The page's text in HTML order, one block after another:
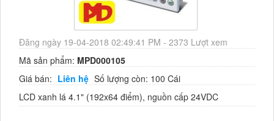
Đăng ngày 19-04-2018 02:49:41 PM - 2373 Lượt xem
Mã sản phẩm: MPD000105
Giá bán: Liên hệ Số lượng còn: 100 Cái
LCD xanh lá 4.1" (192x64 điểm), nguồn cấp 24VDC